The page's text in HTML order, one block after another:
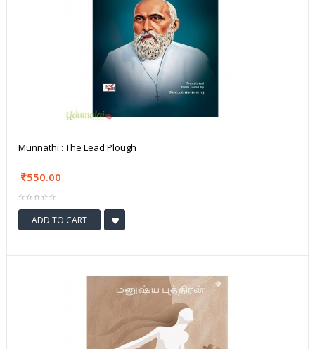
Munnathi : The Lead Plough
550.00
ADD TO CART